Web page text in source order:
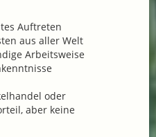
Auftreten
aus aller Welt
Arbeitsweise
oder
aber keine